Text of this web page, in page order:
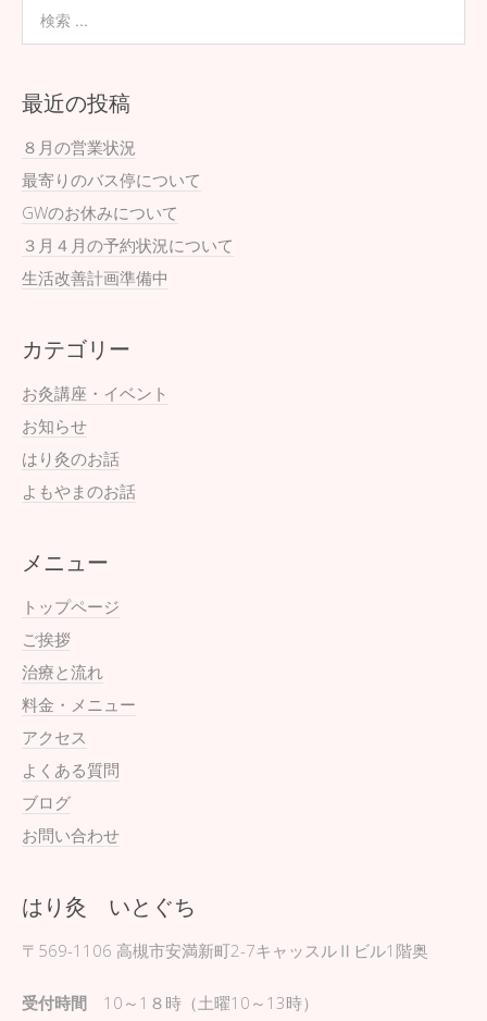
b
o
o
k
最近の投稿
８月の営業状況
最寄りのバス停について
GWのお休みについて
３月４月の予約状況について
生活改善計画準備中
カテゴリー
お灸講座・イベント
お知らせ
はり灸のお話
よもやまのお話
メニュー
トップページ
ご挨拶
治療と流れ
料金・メニュー
アクセス
よくある質問
ブログ
お問い合わせ
はり灸 いとぐち
〒569-1106 高槻市安満新町2-7キャッスルⅡビル1階奥
受付時間 10～1８時（土曜10～13時）